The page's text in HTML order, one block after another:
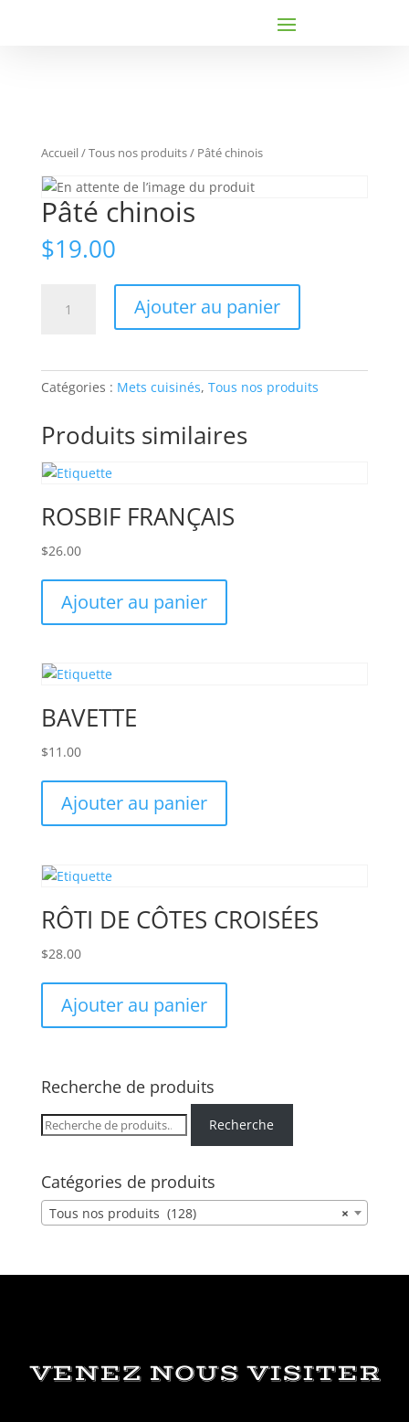
Accueil/Tous nos produits/ Pâté chinois
Pâté chinois
$19.00
Ajouter au panier
Catégories : Mets cuisinés, Tous nos produits
Produits similaires
ROSBIF FRANÇAIS
$26.00
Ajouter au panier
BAVETTE
$11.00
Ajouter au panier
RÔTI DE CÔTES CROISÉES
$28.00
Ajouter au panier
Recherche de produits
Recherche
pour :
Recherche
Catégories de produits
×
Tous nos produits (128)
VENEZ NOUS VISITER